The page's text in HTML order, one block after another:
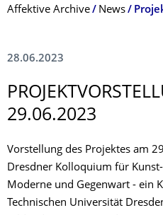
Affektive Archive
News
28.06.2023
29.06.2023
Vorstellung des Projektes am
Dresdner Kolloquium für
Moderne und Gegenwart - ein
Technischen Universität